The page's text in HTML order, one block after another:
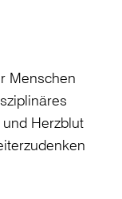
Menschen
Herzblut